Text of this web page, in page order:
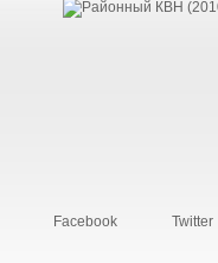
Facebook Twitter